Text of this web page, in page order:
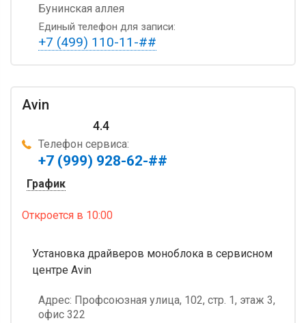
Бунинская аллея
Единый телефон для записи:
+7 (499) 110-11-##
Avin
4.4
Телефон сервиса:
+7 (999) 928-62-##
График
Откроется в 10:00
Установка драйверов моноблока в сервисном
центре Avin
Адрес: Профсоюзная улица, 102, стр. 1, этаж 3,
офис 322